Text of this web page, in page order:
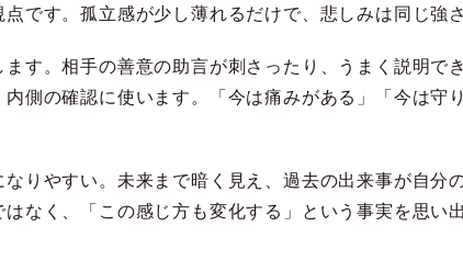
です。孤立感が少し薄れるだけで、悲しみは同じ強
す。相手の善意の助言が刺さったり、うまく説明で
内側の確認に使います。「今は痛みがある」「今は
りやすい。未来まで暗く見え、過去の出来事が自分
なく、「この感じ方も変化する」という事実を思い